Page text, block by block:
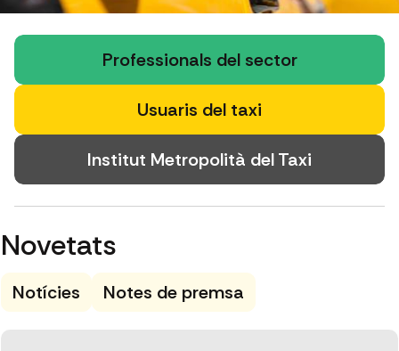
Professionals del sector
Usuaris del taxi
Institut Metropolità del Taxi
Novetats
Notícies Notes de premsa